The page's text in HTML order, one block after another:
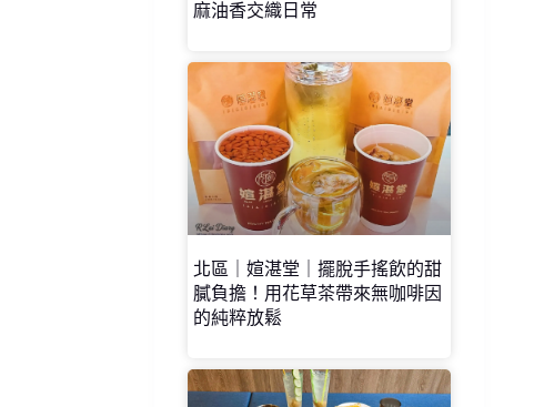
麻油香交織日常
北區｜媗湛堂｜擺脫手搖飲的甜
膩負擔！用花草茶帶來無咖啡因
的純粹放鬆